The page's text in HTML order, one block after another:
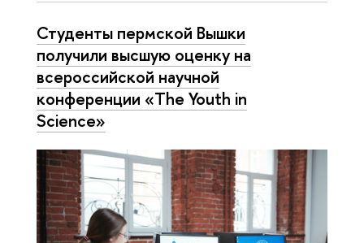
Студенты пермской Вышки
получили высшую оценку на
всероссийской научной
конференции «The Youth in
Science»